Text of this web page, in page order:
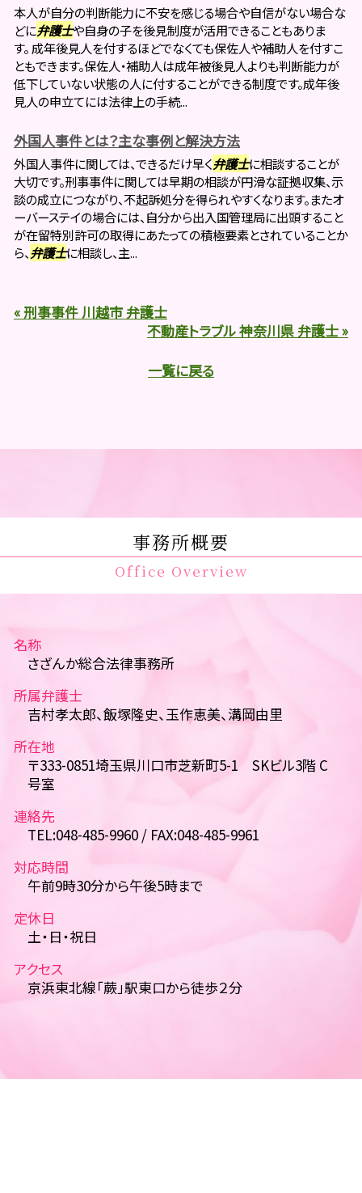
本人が自分の判断能力に不安を感じる場合や自信がない場合な
どに弁護士や自身の子を後見制度が活用できることもありま
す。 成年後見人を付するほどでなくても保佐人や補助人を付すこ
ともできます。保佐人・補助人は成年被後見人よりも判断能力が
低下していない状態の人に付することができる制度です。成年後
見人の申立てには法律上の手続...
外国人事件とは？主な事例と解決方法
外国人事件に関しては、できるだけ早く弁護士に相談することが
大切です。刑事事件に関しては早期の相談が円滑な証拠収集、示
談の成立につながり、不起訴処分を得られやすくなります。またオ
ーバーステイの場合には、自分から出入国管理局に出頭すること
が在留特別許可の取得にあたっての積極要素とされていることか
ら、 弁護士に相談し、主...
« 刑事事件 川越市 弁護士
不動産トラブル 神奈川県 弁護士 »
一覧に戻る
事務所概要
Office Overview
名称
さざんか総合法律事務所
所属弁護士
吉村孝太郎、飯塚隆史、玉作恵美、溝岡由里
所在地
〒333-0851埼玉県川口市芝新町5-1 SKビル3階 C
号室
連絡先
TEL:048-485-9960 / FAX:048-485-9961
対応時間
午前9時30分から午後5時まで
定休日
土・日・祝日
アクセス
京浜東北線「蕨」駅東口から徒歩２分